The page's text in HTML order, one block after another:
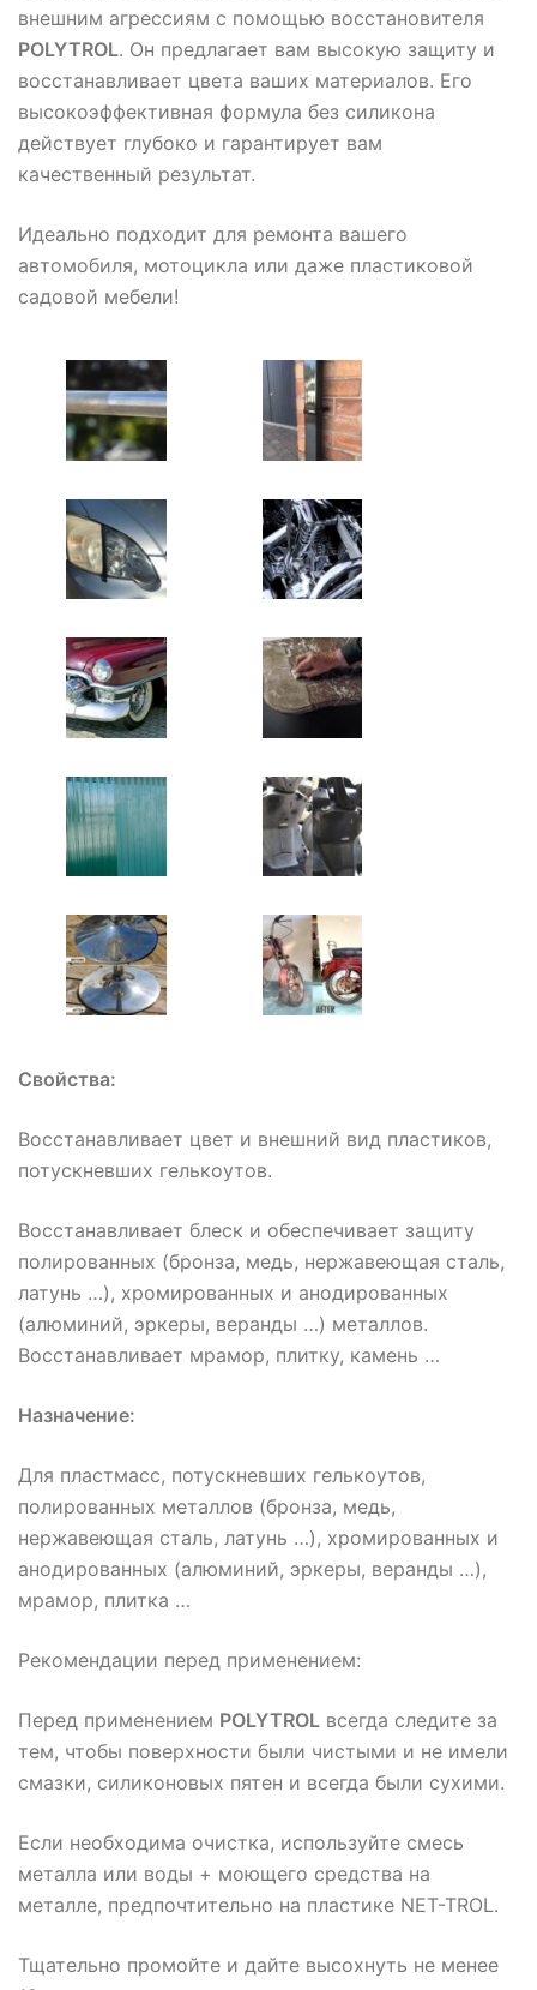
внешним агрессиям с помощью восстановителя
POLYTROL. Он предлагает вам высокую защиту и
восстанавливает цвета ваших материалов. Его
высокоэффективная формула без силикона
действует глубоко и гарантирует вам
качественный результат.
Идеально подходит для ремонта вашего
автомобиля, мотоцикла или даже пластиковой
садовой мебели!
Свойства:
Восстанавливает цвет и внешний вид пластиков,
потускневших гелькоутов.
Восстанавливает блеск и обеспечивает защиту
полированных (бронза, медь, нержавеющая сталь,
латунь …), хромированных и анодированных
(алюминий, эркеры, веранды …) металлов.
Восстанавливает мрамор, плитку, камень …
Назначение:
Для пластмасс, потускневших гелькоутов,
полированных металлов (бронза, медь,
нержавеющая сталь, латунь …), хромированных и
анодированных (алюминий, эркеры, веранды …),
мрамор, плитка …
Рекомендации перед применением:
Перед применением POLYTROL всегда следите за
тем, чтобы поверхности были чистыми и не имели
смазки, силиконовых пятен и всегда были сухими.
Если необходима очистка, используйте смесь
металла или воды + моющего средства на
металле, предпочтительно на пластике NET-TROL.
Тщательно промойте и дайте высохнуть не менее